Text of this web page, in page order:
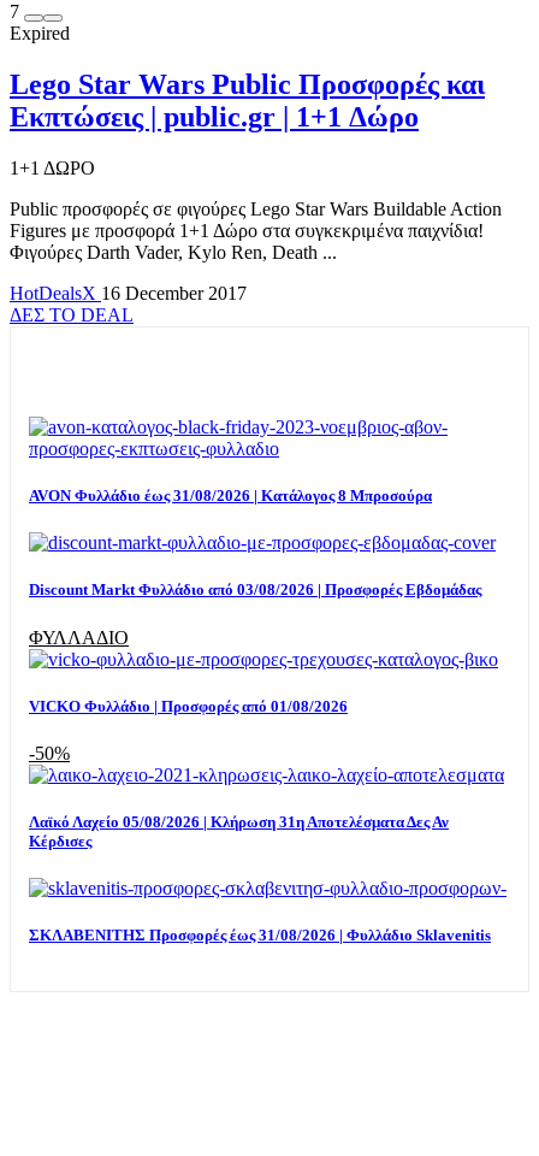
7
Expired
Lego Star Wars Public Προσφορές και
Εκπτώσεις | public.gr | 1+1 Δώρο
1+1 ΔΩΡΟ
Public προσφορές σε φιγούρες Lego Star Wars Buildable Action
Figures με προσφορά 1+1 Δώρο στα συγκεκριμένα παιχνίδια!
Φιγούρες Darth Vader, Kylo Ren, Death ...
HotDealsX 16 December 2017
ΔΕΣ ΤΟ DEAL
AVON Φυλλάδιο έως 31/08/2026 | Κατάλογος 8 Μπροσούρα
Discount Markt Φυλλάδιο από 03/08/2026 | Προσφορές Εβδομάδας
ΦΥΛΛΑΔΙΟ
VICKO Φυλλάδιο | Προσφορές από 01/08/2026
-50%
Λαϊκό Λαχείο 05/08/2026 | Κλήρωση 31η Αποτελέσματα Δες Αν
Κέρδισες
ΣΚΛΑΒΕΝΙΤΗΣ Προσφορές έως 31/08/2026 | Φυλλάδιο Sklavenitis